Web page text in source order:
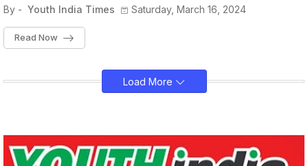
By - Youth India Times Saturday, March 16, 2024
Read Now
Load More